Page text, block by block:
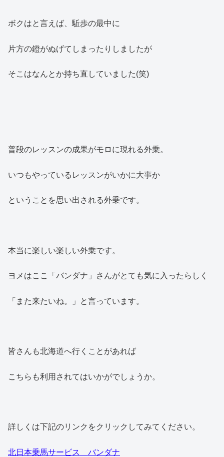
ボクはと言えば、駈歩の最中に
片方の鐙がぬげてしまったりしましたが
そこはなんとか持ち直していました(笑)
普段のレッスンの成果がモロに現れる外乗。
いつもやっているレッスンがいかに大事か
ということを思い出される外乗です。
本当に楽しい楽しい外乗です。
ヨメはここ「バンダナ」さんがとても気に入ったらしく
「また来たいね。」と言っています。
皆さんも北海道へ行くことがあれば
こちらも利用されてはいかがでしょうか。
詳しくは下記のリンクをクリックしてみてください。
北日本乗馬サービス バンダナ